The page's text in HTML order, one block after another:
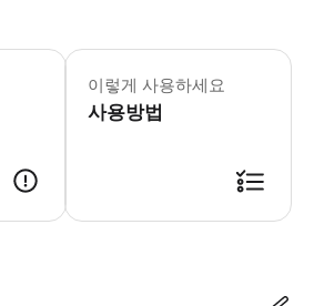
[포함사항] · 진리의 성전 입장권 [불
이렇게 사용하세요
사용방법